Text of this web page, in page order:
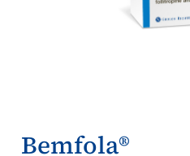
Bemfola®